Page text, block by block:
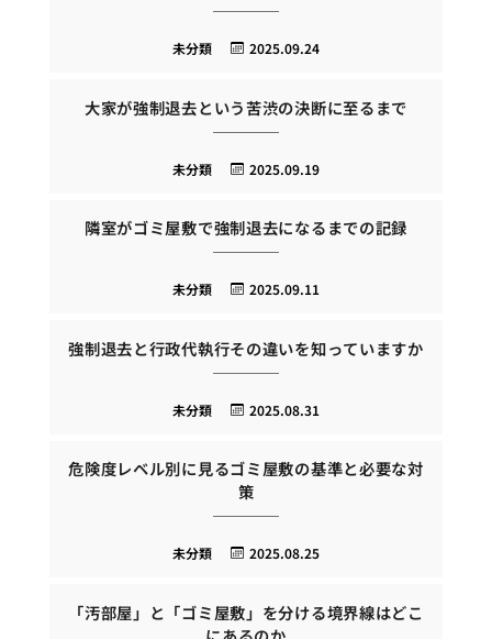
2025.09.24
未分類
大家が強制退去という苦渋の決断に至るまで
2025.09.19
未分類
隣室がゴミ屋敷で強制退去になるまでの記録
2025.09.11
未分類
強制退去と行政代執行その違いを知っていますか
2025.08.31
未分類
危険度レベル別に見るゴミ屋敷の基準と必要な対
策
2025.08.25
未分類
「汚部屋」と「ゴミ屋敷」を分ける境界線はどこ